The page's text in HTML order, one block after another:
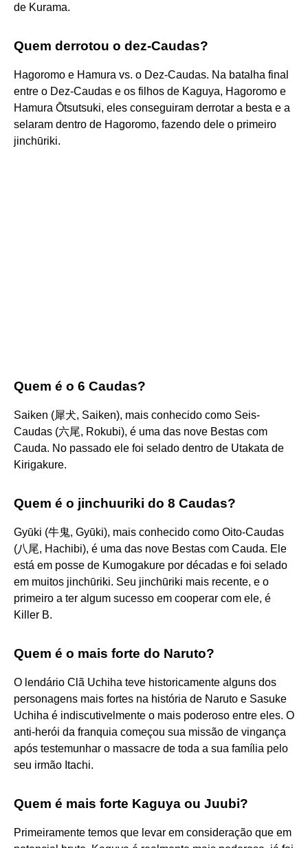
de Kurama.
Quem derrotou o dez-Caudas?
Hagoromo e Hamura vs. o Dez-Caudas. Na batalha final
entre o Dez-Caudas e os filhos de Kaguya, Hagoromo e
Hamura Ōtsutsuki, eles conseguiram derrotar a besta e a
selaram dentro de Hagoromo, fazendo dele o primeiro
jinchūriki.
Quem é o 6 Caudas?
Saiken (犀犬, Saiken), mais conhecido como Seis-
Caudas (六尾, Rokubi), é uma das nove Bestas com
Cauda. No passado ele foi selado dentro de Utakata de
Kirigakure.
Quem é o jinchuuriki do 8 Caudas?
Gyūki (牛鬼, Gyūki), mais conhecido como Oito-Caudas
(八尾, Hachibi), é uma das nove Bestas com Cauda. Ele
está em posse de Kumogakure por décadas e foi selado
em muitos jinchūriki. Seu jinchūriki mais recente, e o
primeiro a ter algum sucesso em cooperar com ele, é
Killer B.
Quem é o mais forte do Naruto?
O lendário Clã Uchiha teve historicamente alguns dos
personagens mais fortes na história de Naruto e Sasuke
Uchiha é indiscutivelmente o mais poderoso entre eles. O
anti-herói da franquia começou sua missão de vingança
após testemunhar o massacre de toda a sua família pelo
seu irmão Itachi.
Quem é mais forte Kaguya ou Juubi?
Primeiramente temos que levar em consideração que em